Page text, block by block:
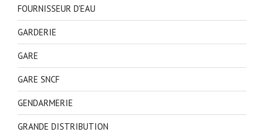
FOURNISSEUR D'EAU
GARDERIE
GARE
GARE SNCF
GENDARMERIE
GRANDE DISTRIBUTION